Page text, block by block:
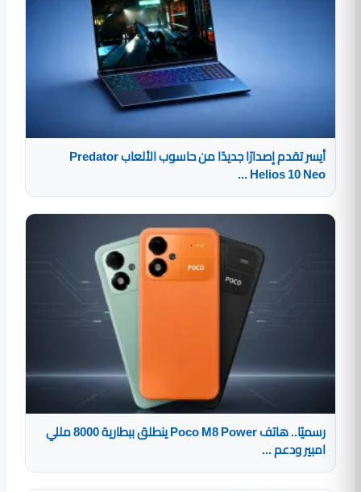
أيسر تقدم إصدارًا جديدًا من حاسوب الألعاب Predator
Helios 10 Neo ...
رسميًا.. هاتف Poco M8 Power ينطلق ببطارية 8000 مللي
امبير ودعم ...